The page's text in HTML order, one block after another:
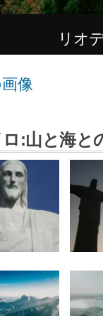
リオ
像
ロ:山と海